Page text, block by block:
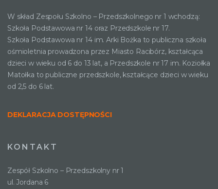
W skład Zespołu Szkolno – Przedszkolnego nr 1 wchodzą:
Szkoła Podstawowa nr 14 oraz Przedszkole nr 17.
Szkoła Podstawowa nr 14 im. Arki Bożka to publiczna szkoła
ośmioletnia prowadzona przez Miasto Racibórz, kształcąca
dzieci w wieku od 6 do 13 lat, a Przedszkole nr 17 im. Koziołka
Matołka to publiczne przedszkole, kształcące dzieci w wieku
od 2,5 do 6 lat.
DEKLARACJA DOSTĘPNOŚCI
KONTAKT
Zespół Szkolno – Przedszkolny nr 1
ul. Jordana 6